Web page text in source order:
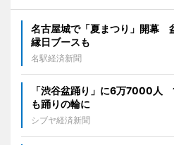
名古屋城で「夏まつり」開幕
縁日ブースも
名駅経済新聞
「渋谷盆踊り」に6万7000人
も踊りの輪に
シブヤ経済新聞